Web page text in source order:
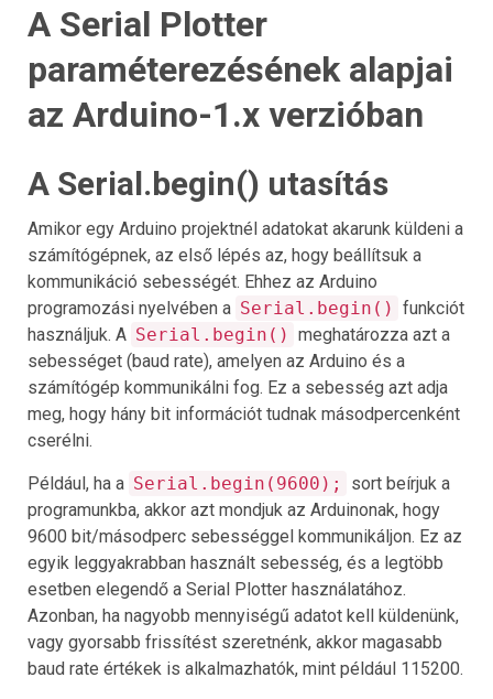
A Serial Plotter
paraméterezésének alapjai
az Arduino-1.x verzióban
A Serial.begin() utasítás
Amikor egy Arduino projektnél adatokat akarunk küldeni a
számítógépnek, az első lépés az, hogy beállítsuk a
kommunikáció sebességét. Ehhez az Arduino
programozási nyelvében a Serial.begin() funkciót
használjuk. A Serial.begin() meghatározza azt a
sebességet (baud rate), amelyen az Arduino és a
számítógép kommunikálni fog. Ez a sebesség azt adja
meg, hogy hány bit információt tudnak másodpercenként
cserélni.
Például, ha a Serial.begin(9600);
sort beírjuk a
programunkba, akkor azt mondjuk az Arduinonak, hogy
9600 bit/másodperc sebességgel kommunikáljon. Ez az
egyik leggyakrabban használt sebesség, és a legtöbb
esetben elegendő a Serial Plotter használatához.
Azonban, ha nagyobb mennyiségű adatot kell küldenünk,
vagy gyorsabb frissítést szeretnénk, akkor magasabb
baud rate értékek is alkalmazhatók, mint például 115200.